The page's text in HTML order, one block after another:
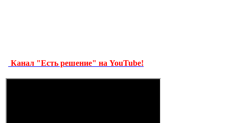
Канал "Есть решение" на YouTube!